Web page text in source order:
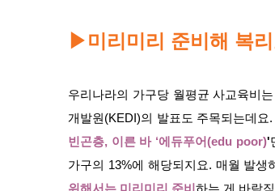
▶미리미리 준비해 복
우리나라의 가구당 월평균 사교육비
개발원(KEDI)의 발표도 주목되는데
빈곤층, 이른 바 ‘에듀푸어(edu poor)'
가구의 13%에 해당되지요. 매월 발